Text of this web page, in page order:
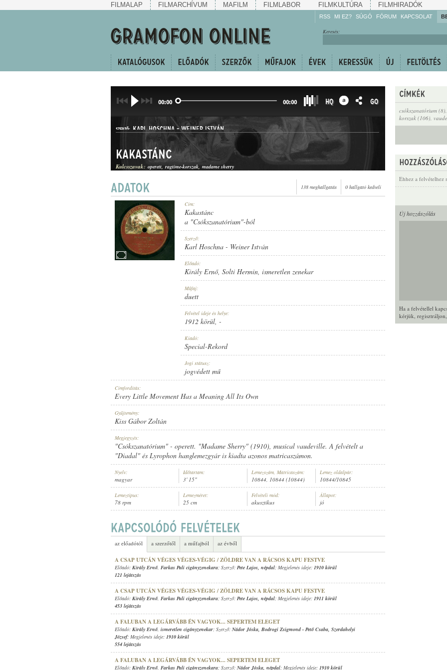
FILMALAP FILMARCHÍVUM MAFILM FILMLABOR FILMKULTÚRA FILMHIRADÓK
RSS MI EZ? SÚGÓ
Gyarapítsa!
FÓRUM KAPCSOLAT
Keresés:
csókszanatórium (8),
korszak (106),
Ehhez a felvételhez
Új hozzászólás
Ha a felvétellel
kérjük, regisztráljon
00:00 00:00 HQ GO
ELŐADÓ: SOLTI HERMIN ISMERETLEN ZENEKAR
SZERZŐ: KARL HOSCHNA -WEINER ISTVÁN
DUETT
1912 KÖRÜL
10844
Kakastánc
Kulcsszavak: operett ragtime-korszak madame sherry
138 meghallgatás 0 hallgató kedveli
Cím:
Kakastánc
a "Csókszanatórium"-ból
Szerző:
Karl Hoschna - Weiner István
Előadó:
Király Ernő, Solti Hermin, ismeretlen zenekar
Műfaj:
duett
Felvétel ideje és helye:
1912 körül, -
Kiadó:
Special-Rekord
Jogi státusz:
jogvédett mű
Címfordítás:
Every Little Movement Has a Meaning All Its Own
Gyűjtemény:
Kiss Gábor Zoltán
Megjegyzés:
"Csókszanatórium" - operett. "Madame Sherry" (1910), musical vaudeville. A felvételt a
"Diadal" és Lyrophon hanglemezgyár is kiadta azonos matricaszámon.
Nyelv:
magyar
Időtartam:
3' 15"
Lemezszám, Matricaszám:
10844, 10844 (10844)
Lemez oldalpár:
10844/10845
Lemeztípus:
78 rpm
Lemezméret:
25 cm
Felvételi mód:
akusztikus
Állapot:
jó
az előadótól a szerzőtől a műfajból az évből
A CSAP UTCÁN VÉGES VÉGES-VÉGIG / ZÖLDRE VAN A RÁCSOS KAPU FESTVE
Előadó: Király Ernő, Farkas Pali cigányzenekara; Szerző: Pete Lajos, népdal; Megjelenés ideje: 1910 körül
121 lejátszás
A CSAP UTCÁN VÉGES VÉGES-VÉGIG / ZÖLDRE VAN A RÁCSOS KAPU FESTVE
Előadó: Király Ernő, Farkas Pali cigányzenekara; Szerző: Pete Lajos, népdal; Megjelenés ideje: 1911 körül
453 lejátszás
A FALUBAN A LEGÁRVÁBB ÉN VAGYOK... SEPERTEM ELEGET
Előadó: Király Ernő, ismeretlen cigányzenekar; Szerző: Nádor Jóska, Bodrogi Zsigmond - Pető Csaba, Szerdahelyi
József; Megjelenés ideje: 1910 körül
554 lejátszás
A FALUBAN A LEGÁRVÁBB ÉN VAGYOK... SEPERTEM ELEGET
Előadó: Király Ernő, Farkas Pali cigányzenekara; Szerző: Nádor Jóska, népdal; Megjelenés ideje: 1910 körül